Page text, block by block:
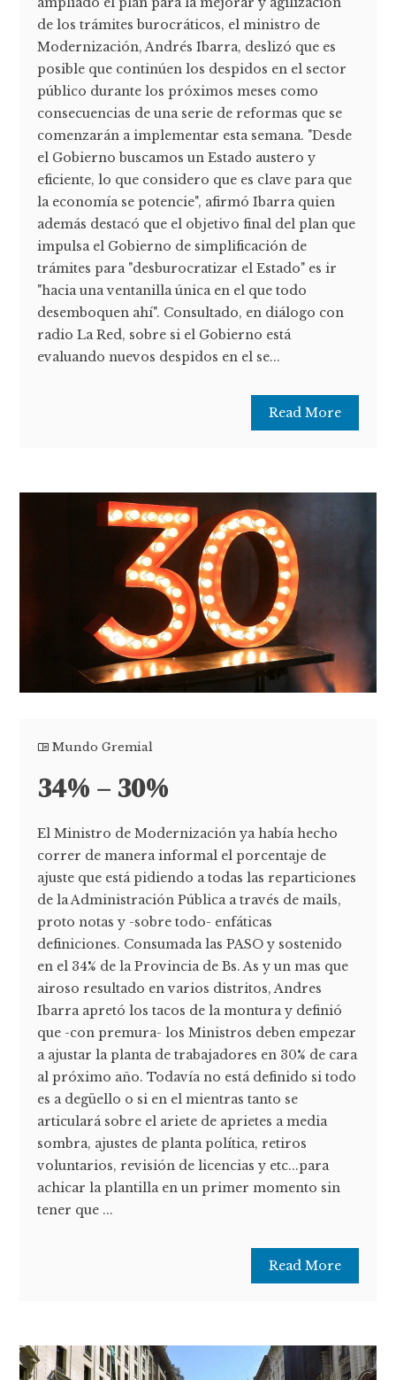
de los trámites burocráticos, el ministro de
Modernización, Andrés Ibarra, deslizó que es
posible que continúen los despidos en el sector
público durante los próximos meses como
consecuencias de una serie de reformas que se
comenzarán a implementar esta semana. "Desde
el Gobierno buscamos un Estado austero y
eficiente, lo que considero que es clave para que
la economía se potencie", afirmó Ibarra quien
además destacó que el objetivo final del plan que
impulsa el Gobierno de simplificación de
trámites para "desburocratizar el Estado" es ir
"hacia una ventanilla única en el que todo
desemboquen ahí". Consultado, en diálogo con
radio La Red, sobre si el Gobierno está
evaluando nuevos despidos en el se...
Read More
Mundo Gremial
34% – 30%
El Ministro de Modernización ya había hecho
correr de manera informal el porcentaje de
ajuste que está pidiendo a todas las reparticiones
de la Administración Pública a través de mails,
proto notas y -sobre todo- enfáticas
definiciones. Consumada las PASO y sostenido
en el 34% de la Provincia de Bs. As y un mas que
airoso resultado en varios distritos, Andres
Ibarra apretó los tacos de la montura y definió
que -con premura- los Ministros deben empezar
a ajustar la planta de trabajadores en 30% de cara
al próximo año. Todavía no está definido si todo
es a degüello o si en el mientras tanto se
articulará sobre el ariete de aprietes a media
sombra, ajustes de planta política, retiros
voluntarios, revisión de licencias y etc...para
achicar la plantilla en un primer momento sin
tener que ...
Read More